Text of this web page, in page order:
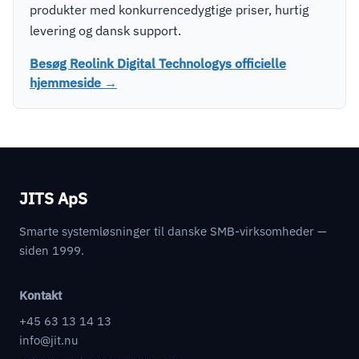
produkter med konkurrencedygtige priser, hurtig
levering og dansk support.
Besøg Reolink Digital Technologys officielle
hjemmeside →
JITS ApS
Smarte systemløsninger til danske SMB-virksomheder —
siden 1999.
Kontakt
+45 63 13 14 13
info@jit.nu